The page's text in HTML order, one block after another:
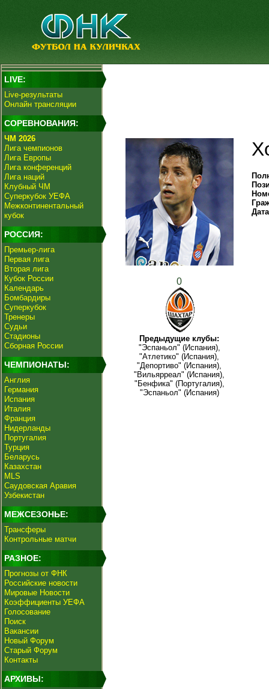
LIVE:
Live-результаты
Онлайн трансляции
СОРЕВНОВАНИЯ:
ЧМ 2026
Лига чемпионов
Лига Европы
Лига конференций
Лига наций
Клубный ЧМ
Суперкубок УЕФА
Межконтинентальный
кубок
РОССИЯ:
Премьер-лига
Первая лига
Вторая лига
Кубок России
Календарь
Бомбардиры
Суперкубок
Тренеры
Судьи
Стадионы
Сборная России
ЧЕМПИОНАТЫ:
Англия
Германия
Испания
Италия
Франция
Нидерланды
Португалия
Турция
Беларусь
Казахстан
MLS
Саудовская Аравия
Узбекистан
МЕЖСЕЗОНЬЕ:
Трансферы
Контрольные матчи
РАЗНОЕ:
Прогнозы от ФНК
Российские новости
Мировые Новости
Коэффициенты УЕФА
Голосование
Поиск
Вакансии
Новый Форум
Старый Форум
Контакты
АРХИВЫ:
0
Предыдущие клубы:
"Эспаньол" (Испания),
"Атлетико" (Испания),
"Депортиво" (Испания),
"Вильярреал" (Испания),
"Бенфика" (Португалия),
"Эспаньол" (Испания)